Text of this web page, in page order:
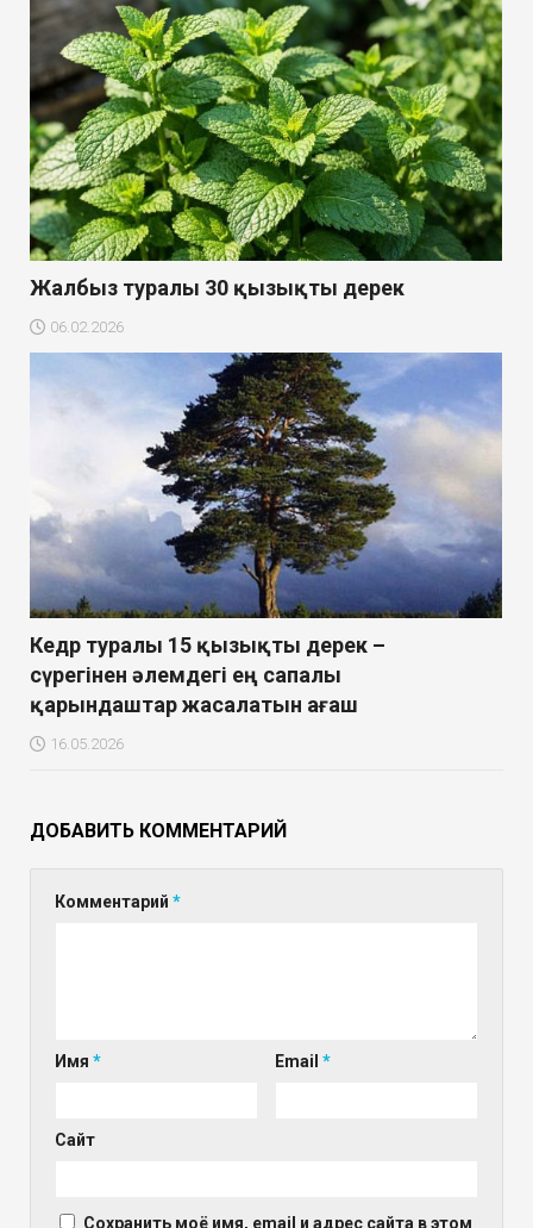
Жалбыз туралы 30 қызықты дерек
06.02.2026
Кедр туралы 15 қызықты дерек –
сүрегінен әлемдегі ең сапалы
қарындаштар жасалатын ағаш
16.05.2026
ДОБАВИТЬ КОММЕНТАРИЙ
Комментарий *
Имя * Email*
Сайт
Сохранить моё имя, email и адрес сайта в этом